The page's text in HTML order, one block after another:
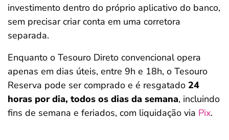
investimento dentro do próprio aplicativo do banco,
sem precisar criar conta em uma corretora
separada.
Enquanto o Tesouro Direto convencional opera
apenas em dias úteis, entre 9h e 18h, o Tesouro
Reserva pode ser comprado e é resgatado 24
horas por dia, todos os dias da semana, incluindo
fins de semana e feriados, com liquidação via Pix.